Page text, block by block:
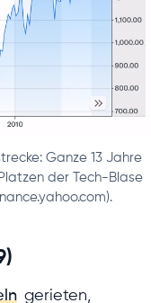
Ganze 13 Jahre
der Tech-Blase
gerieten,